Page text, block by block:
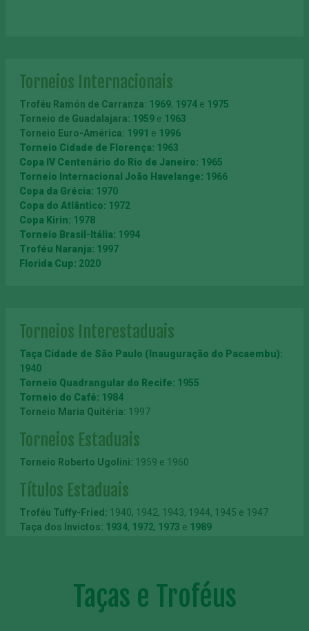
Torneios Internacionais
Troféu Ramón de Carranza: 1969, 1974 e 1975
Torneio de Guadalajara: 1959 e 1963
Torneio Euro-América: 1991 e 1996
Torneio Cidade de Florença: 1963
Copa IV Centenário do Rio de Janeiro: 1965
Torneio Internacional João Havelange: 1966
Copa da Grécia: 1970
Copa do Atlântico: 1972
Copa Kirin: 1978
Torneio Brasil-Itália: 1994
Troféu Naranja: 1997
Florida Cup: 2020
Torneios Interestaduais
Taça Cidade de São Paulo (Inauguração do Pacaembu):
1940
Torneio Quadrangular do Recife: 1955
Torneio do Café: 1984
Torneio Maria Quitéria: 1997
Torneios Estaduais
Torneio Roberto Ugolini: 1959 e 1960
Títulos Estaduais
Troféu Tuffy-Fried: 1940, 1942, 1943, 1944, 1945 e 1947
Taça dos Invictos: 1934, 1972, 1973 e 1989
Taça A Gazeta Esportiva:
1947 e 1979
Troféu Campeoníssimo:
1942
Troféu José Maria Marin:
Taças e Troféus